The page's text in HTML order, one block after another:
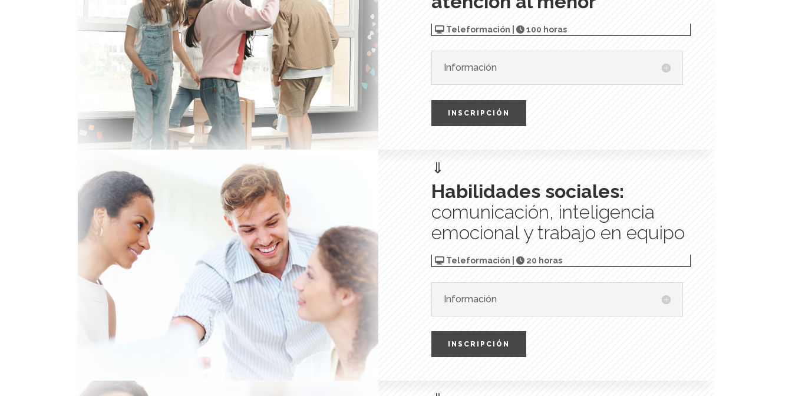
Teleformación | 100 horas
Información
INSCRIPCIÓN
⇓
Habilidades sociales:
comunicación, inteligencia
emocional y trabajo en equipo
Teleformación | 20 horas
Información
INSCRIPCIÓN